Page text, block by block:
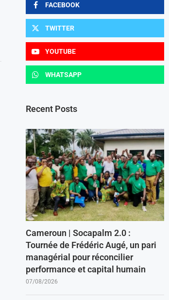
FACEBOOK
TWITTER
YOUTUBE
WHATSAPP
Recent Posts
Cameroun | Socapalm 2.0 :
Tournée de Frédéric Augé, un pari
managérial pour réconcilier
performance et capital humain
07/08/2026